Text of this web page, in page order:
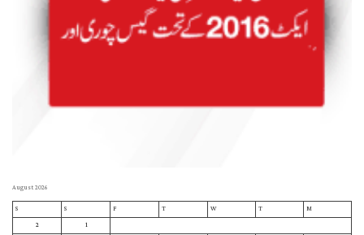
August 2026
M
T
W
T
F
S
S
1
2